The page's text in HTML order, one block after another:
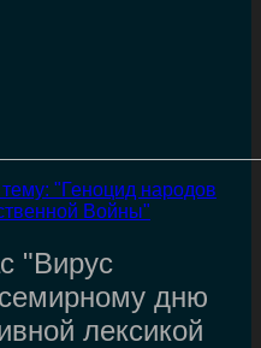
"Геноцид народов
Войны"
"Вирус
дню
лексикой